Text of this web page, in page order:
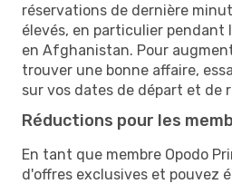
réservations de dernière
élevés, en particulier pendant
en Afghanistan. Pour
trouver une bonne affaire,
sur vos dates de départ et de
Réductions pour les
En tant que membre Opodo
d'offres exclusives et pouvez